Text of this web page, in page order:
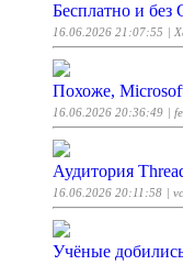
Бесплатно и
16.06.2026 21:07:55 |
Похоже,
16.06.2026 20:36:49 |
Аудитория
16.06.2026 20:11:58 |
Учёные